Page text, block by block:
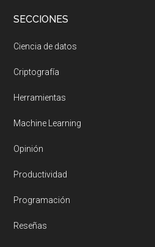
SECCIONES
Ciencia de datos
Criptografía
Herramientas
Machine Learning
Opinión
Productividad
Programación
Reseñas